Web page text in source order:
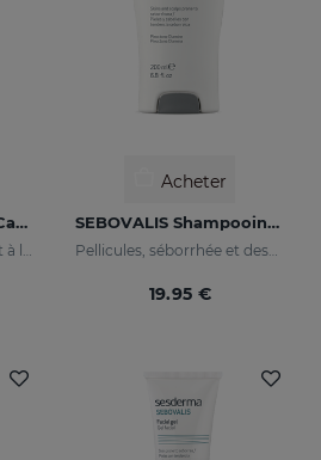
SEBOVALIS Solution Capillaire
Convient aux pellicules et à la desquamation du cuir chevelu
Acheter
SEBOVALIS Shampooing Traitant
Pellicules, séborrhée et desquamations du cuir chevelu
19.95 €